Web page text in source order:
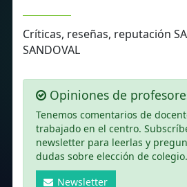
Críticas, reseñas, reputación
SANDOVAL
Opiniones de
Tenemos comentarios de
trabajado en el centro.
newsletter para leerlas y
dudas sobre elección de colegio.
Newsletter